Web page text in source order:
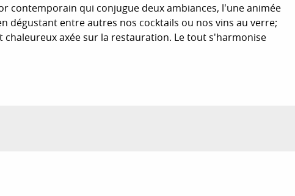
contemporain qui conjugue deux ambiances, l'une animée
dégustant entre autres nos cocktails ou nos vins au verre;
chaleureux axée sur la restauration. Le tout s'harmonise